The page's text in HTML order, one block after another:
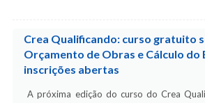
Crea Qualificando: curso gratuito
Orçamento de Obras e Cálculo do
inscrições abertas
A próxima edição do curso do Crea